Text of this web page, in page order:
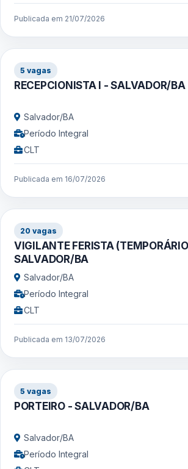
Publicada em 21/07/2026
5 vagas
RECEPCIONISTA I - SALVADOR/BA
Salvador/BA
Período Integral
CLT
Publicada em 16/07/2026
20 vagas
VIGILANTE FERISTA
SALVADOR/BA
Salvador/BA
Período Integral
CLT
Publicada em 13/07/2026
5 vagas
PORTEIRO - SALVADOR/BA
Salvador/BA
Período Integral